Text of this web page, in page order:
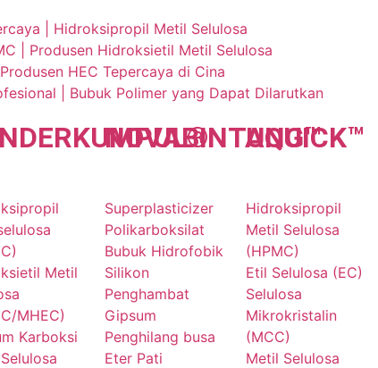
| Hidroksipropil Metil Selulosa
| Produsen Hidroksietil Metil Selulosa
HEC Tepercaya di Cina
| Bubuk Polimer yang Dapat Dilarutkan
KUMPUL®
Metil
MHEC)
Karboksi
NOVABINTANG™
Superplasticizer
Polikarboksilat
Bubuk Hidrofobik
Silikon
Penghambat
Gipsum
Penghilang busa
Eter Pati
UQUICK™
Hidroksipropil
Metil Selulosa
(HPMC)
Etil Selulosa (EC)
Selulosa
Mikrokristalin
(MCC)
Metil Selulosa